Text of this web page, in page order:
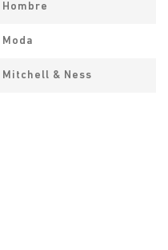
Hombre
Moda
Mitchell & Ness